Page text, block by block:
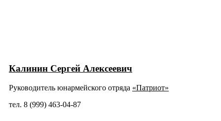
Калинин Сергей Алексеевич
Руководитель юнармейского отряда «Патриот»
тел. 8 (999) 463-04-87